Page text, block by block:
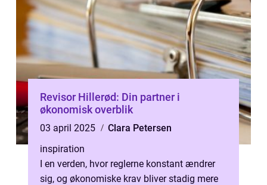
Revisor Hillerød: Din partner i
økonomisk overblik
03 april 2025
Clara Petersen
inspiration
I en verden, hvor reglerne konstant ændrer
sig, og økonomiske krav bliver stadig mere